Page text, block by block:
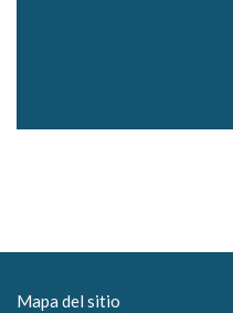
Mapa del sitio